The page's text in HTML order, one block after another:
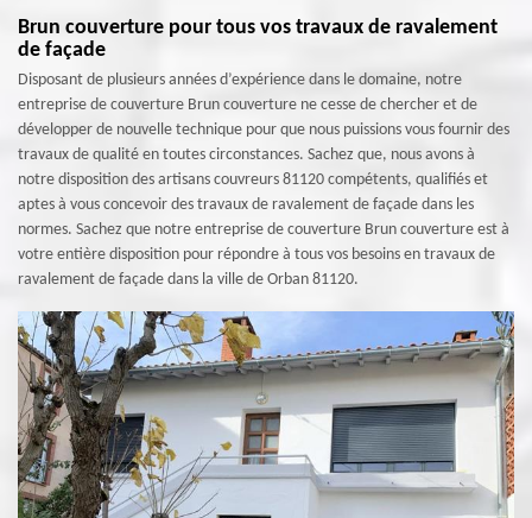
Brun couverture pour tous vos travaux de ravalement
de façade
Disposant de plusieurs années d’expérience dans le domaine, notre
entreprise de couverture Brun couverture ne cesse de chercher et de
développer de nouvelle technique pour que nous puissions vous fournir des
travaux de qualité en toutes circonstances. Sachez que, nous avons à
notre disposition des artisans couvreurs 81120 compétents, qualifiés et
aptes à vous concevoir des travaux de ravalement de façade dans les
normes. Sachez que notre entreprise de couverture Brun couverture est à
votre entière disposition pour répondre à tous vos besoins en travaux de
ravalement de façade dans la ville de Orban 81120.